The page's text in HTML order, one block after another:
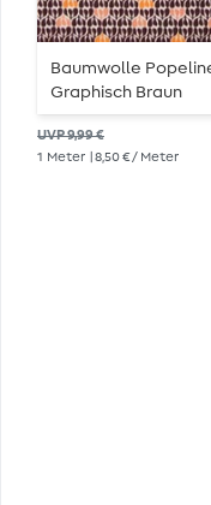
Baumwolle
Graphisch Braun
UVP 9,99 €
1 Meter | 8,50 € / Meter